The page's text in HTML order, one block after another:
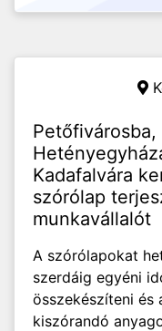
Petőfivárosba,
Kadafalvára
szórólap
munkavállalót
A szórólapokat
szerdáig egyéni
összekészíteni és
kiszórandó